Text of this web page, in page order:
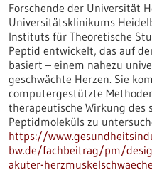
Forschende der Universität
Universitätsklinikums
Instituts für Theoretische
Peptid entwickelt, das auf
basiert – einem nahezu
geschwächte Herzen. Sie
computergestützte
therapeutische Wirkung des
Peptidmoleküls zu
https://
bw.de/fachbeitrag/pm/
akuter-herzmuskelschwaeche